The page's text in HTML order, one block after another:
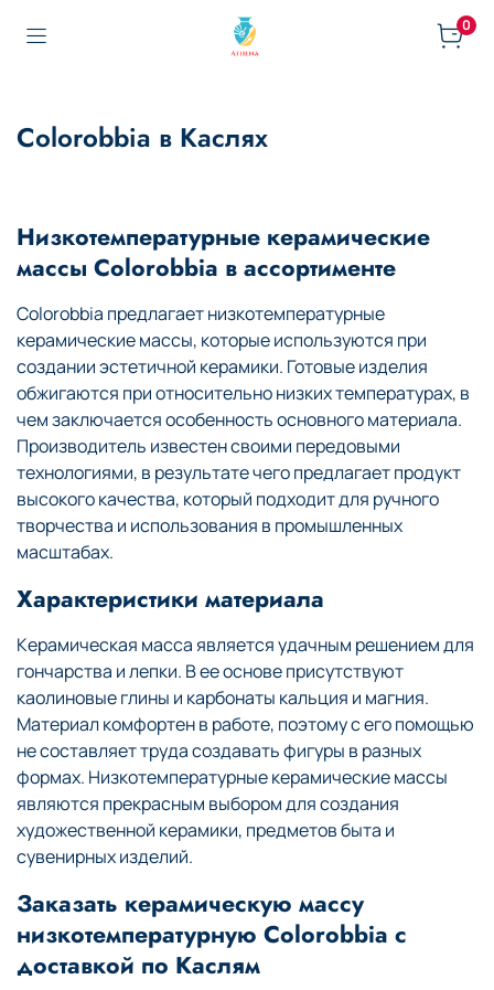
0
Colorobbia в Каслях
Низкотемпературные керамические
массы Colorobbia в ассортименте
Colorobbia предлагает низкотемпературные
керамические массы, которые используются при
создании эстетичной керамики. Готовые изделия
обжигаются при относительно низких температурах, в
чем заключается особенность основного материала.
Производитель известен своими передовыми
технологиями, в результате чего предлагает продукт
высокого качества, который подходит для ручного
творчества и использования в промышленных
масштабах.
Характеристики материала
Керамическая масса является удачным решением для
гончарства и лепки. В ее основе присутствуют
каолиновые глины и карбонаты кальция и магния.
Материал комфортен в работе, поэтому с его помощью
не составляет труда создавать фигуры в разных
формах. Низкотемпературные керамические массы
являются прекрасным выбором для создания
художественной керамики, предметов быта и
сувенирных изделий.
Заказать керамическую массу
низкотемпературную Colorobbia с
доставкой по Каслям